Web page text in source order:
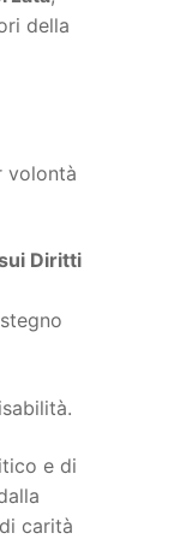
della
volontà
Diritti
e di
carità